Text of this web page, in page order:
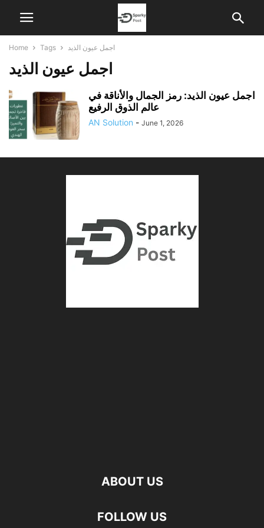
Home Tags اجمل عيون الذيد
اجمل عيون الذيد
اجمل عيون الذيد: رمز الجمال والأناقة في
عالم الذوق الرفيع
AN Solution - June 1, 2026
ABOUT US
FOLLOW US